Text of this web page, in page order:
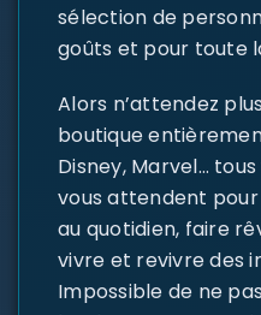
sélection de
goûts et pour toute
Alors n’attendez
boutique
Disney, Marvel… tous
vous attendent
au quotidien, faire
vivre et revivre des
Impossible de ne